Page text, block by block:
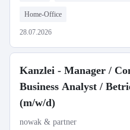
Home-Office
28.07.2026
Kanzlei - Manager /
Business Analyst /
(m/w/d)
nowak & partner